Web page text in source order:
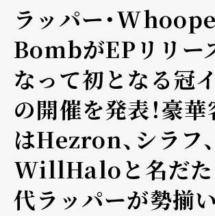
ラッパー・
BombがEPリリー
なって初となる冠
の開催を発表！豪
はHezron、シラフ、
WillHaloと名だた
代ラッパーが勢揃い